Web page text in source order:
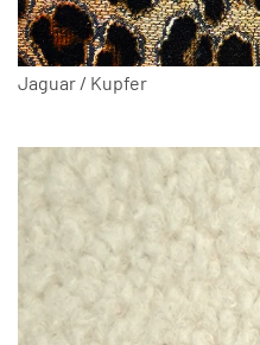
Jaguar / Kupfer